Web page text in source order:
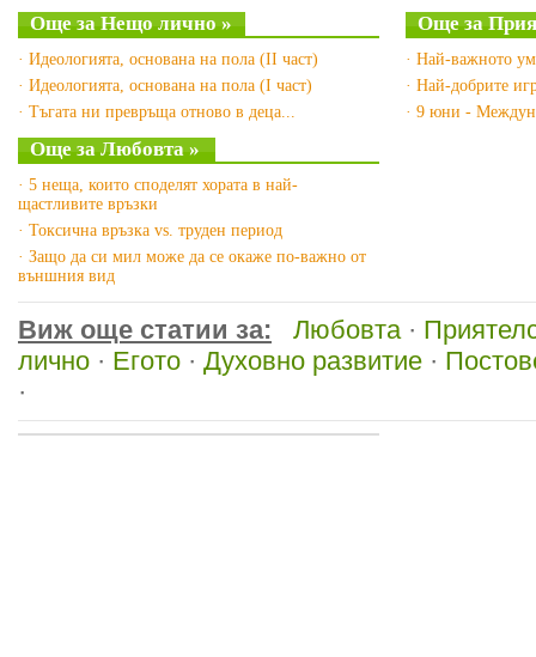
Още за Нещо лично »
· Идеологията, основана на пола (II част)
· Идеологията, основана на пола (I част)
· Тъгата ни превръща отново в деца...
Още за
· Най-важното
· Най-добрите
· 9 юни -
Още за Любовта »
· 5 неща, които споделят хората в най-
щастливите връзки
· Токсична връзка vs. труден период
· Защо да си мил може да се окаже по-важно от
външния вид
Виж още статии за: Любовта·
лично · Егото · Духовно развитие ·
·